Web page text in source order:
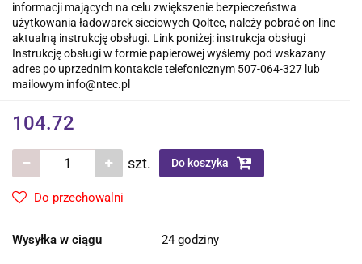
informacji mających na celu zwiększenie bezpieczeństwa
użytkowania ładowarek sieciowych Qoltec, należy pobrać on-line
aktualną instrukcję obsługi. Link poniżej: instrukcja obsługi
Instrukcję obsługi w formie papierowej wyślemy pod wskazany
adres po uprzednim kontakcie telefonicznym 507-064-327 lub
mailowym info@ntec.pl
104.72
szt. Do koszyka
Do przechowalni
Wysyłka w ciągu 24 godziny